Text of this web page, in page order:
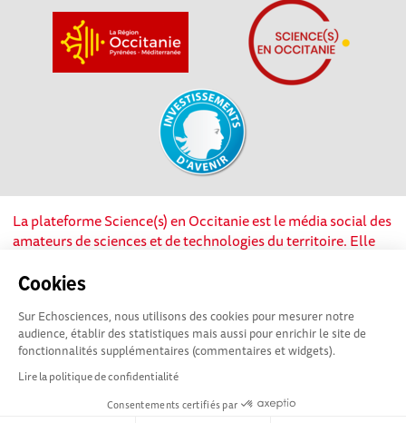
Cookies
Sur Echosciences, nous utilisons des cookies pour mesurer notre
audience, établir des statistiques mais aussi pour enrichir le site de
fonctionnalités supplémentaires (commentaires et widgets).
Lire la politique de confidentialité
Consentements certifiés par
La plateforme Science(s) en Occitanie est le média social des
amateurs de sciences et de technologies du territoire. Elle
soutien de nombreux acteurs locaux. Ce projet est cofinancé
l’Union européenne via les fonds européen de
développement régional. Science(s) en Occitanie est une
plateforme Echosciences by Amcsti.
Mentions légales|Politique de confidentialité